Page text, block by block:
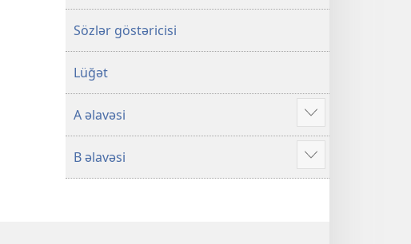
Sözlər göstəricisi
Lüğət
A əlavəsi Əlavə
B əlavəsi Əlavə